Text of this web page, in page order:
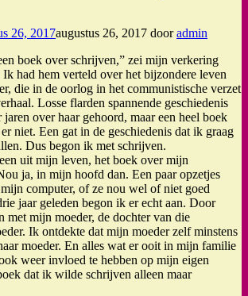
26, 2017augustus 26, 2017 dooradmin
boek over schrijven,” zei mijn verkering
had hem verteld over het bijzondere leven
die in de oorlog in het communistische verzet
Losse flarden spannende geschiedenis
over haar gehoord, maar een heel boek
niet. Een gat in de geschiedenis dat ik graag
Dus begon ik met schrijven.
uit mijn leven, het boek over mijn
ja, in mijn hoofd dan. Een paar opzetjes
computer, of ze nou wel of niet goed
jaar geleden begon ik er echt aan. Door
met mijn moeder, de dochter van die
Ik ontdekte dat mijn moeder zelf minstens
moeder. En alles wat er ooit in mijn familie
weer invloed te hebben op mijn eigen
dat ik wilde schrijven alleen maar